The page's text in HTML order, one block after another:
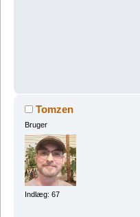
Tomzen
Bruger
Indlæg: 67